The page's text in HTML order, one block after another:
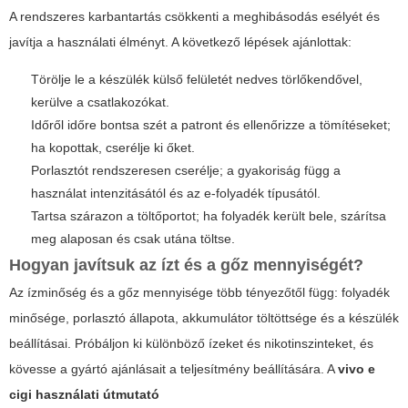
A rendszeres karbantartás csökkenti a meghibásodás esélyét és
javítja a használati élményt. A következő lépések ajánlottak:
Törölje le a készülék külső felületét nedves törlőkendővel,
kerülve a csatlakozókat.
Időről időre bontsa szét a patront és ellenőrizze a tömítéseket;
ha kopottak, cserélje ki őket.
Porlasztót rendszeresen cserélje; a gyakoriság függ a
használat intenzitásától és az e-folyadék típusától.
Tartsa szárazon a töltőportot; ha folyadék került bele, szárítsa
meg alaposan és csak utána töltse.
Hogyan javítsuk az ízt és a gőz mennyiségét?
Az ízminőség és a gőz mennyisége több tényezőtől függ: folyadék
minősége, porlasztó állapota, akkumulátor töltöttsége és a készülék
beállításai. Próbáljon ki különböző ízeket és nikotinszinteket, és
kövesse a gyártó ajánlásait a teljesítmény beállítására. Avivo e
cigi használati útmutató